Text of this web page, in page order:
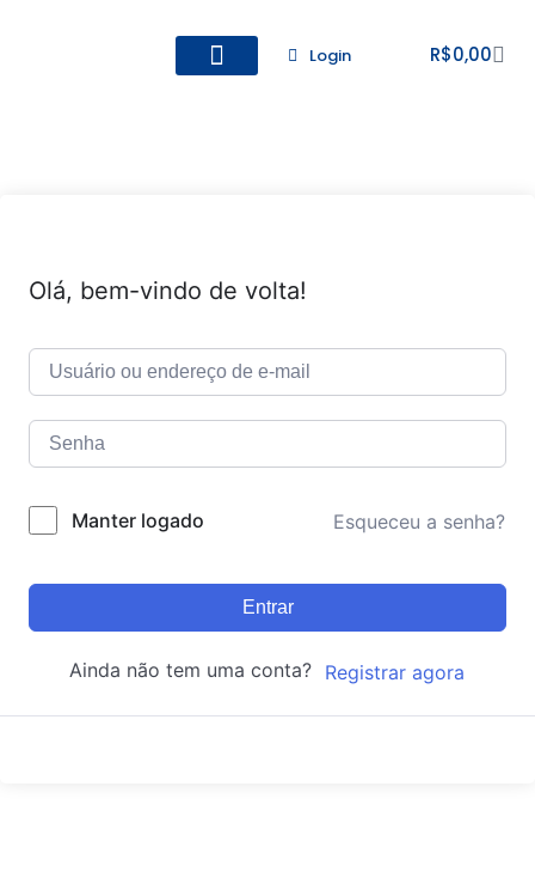
Login R$0,00
Olá, bem-vindo de volta!
Manter logado Esqueceu a senha?
Entrar
Ainda não tem uma conta? Registrar agora